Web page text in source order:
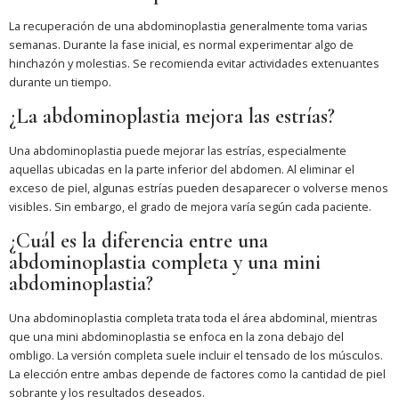
La recuperación de una abdominoplastia generalmente toma varias
semanas. Durante la fase inicial, es normal experimentar algo de
hinchazón y molestias. Se recomienda evitar actividades extenuantes
durante un tiempo.
¿La abdominoplastia mejora las estrías?
Una abdominoplastia puede mejorar las estrías, especialmente
aquellas ubicadas en la parte inferior del abdomen. Al eliminar el
exceso de piel, algunas estrías pueden desaparecer o volverse menos
visibles. Sin embargo, el grado de mejora varía según cada paciente.
¿Cuál es la diferencia entre una
abdominoplastia completa y una mini
abdominoplastia?
Una abdominoplastia completa trata toda el área abdominal, mientras
que una mini abdominoplastia se enfoca en la zona debajo del
ombligo. La versión completa suele incluir el tensado de los músculos.
La elección entre ambas depende de factores como la cantidad de piel
sobrante y los resultados deseados.